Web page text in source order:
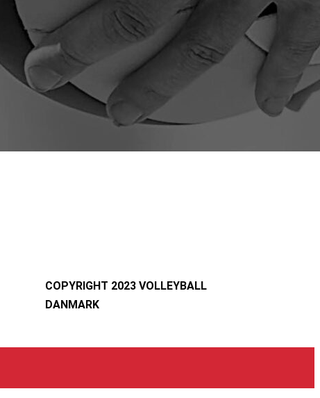
COPYRIGHT 2023 VOLLEYBALL
DANMARK